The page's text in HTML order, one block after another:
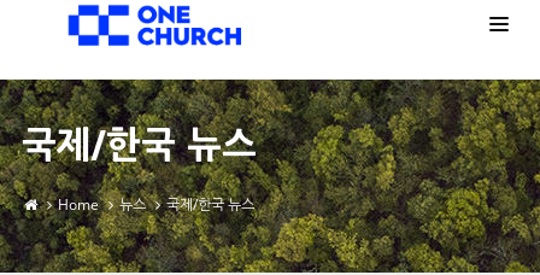
국제/한국 뉴스
Home 뉴스 국제/한국 뉴스